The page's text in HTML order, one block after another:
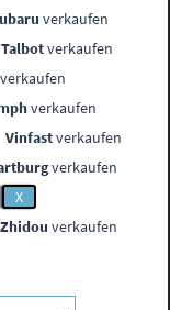
verkaufen
Talbotverkaufen
verkaufen
verkaufen
Vinfastverkaufen
verkaufen
X
Zhidou verkaufen